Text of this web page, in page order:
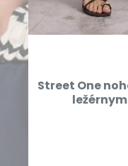
Street One
ležérnym